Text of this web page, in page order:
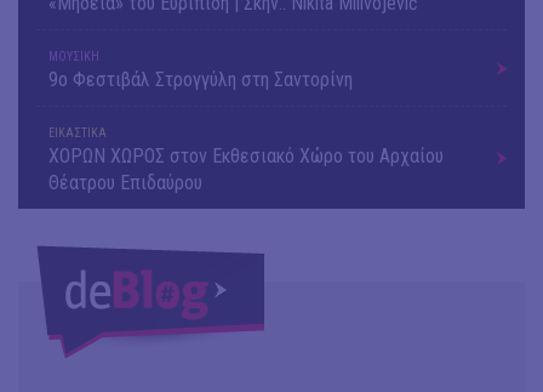
ΜΟΥΣΙΚΗ
9o Φεστιβάλ Στρογγύλη στη Σαντορίνη
ΕΙΚΑΣΤΙΚΑ
ΧΟΡΩΝ ΧΩΡΟΣ στον Εκθεσιακό Χώρο του Αρχαίου
Θέατρου Επιδαύρου